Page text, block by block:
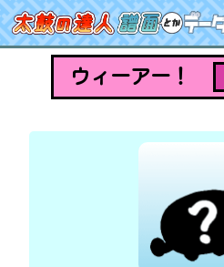
ウィーアー！